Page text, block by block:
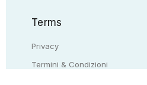
Terms
Privacy
Termini & Condizioni